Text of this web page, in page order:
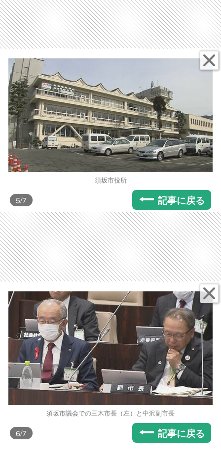
須坂市役所
5/7 記事に戻る
須坂市議会での三木市長（左）と中沢副市長
6/7 記事に戻る